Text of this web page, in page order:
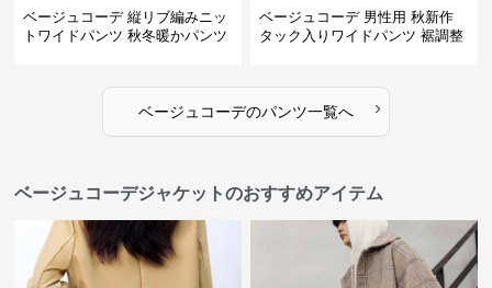
ベージュコーデ 縦リブ編みニッ
トワイドパンツ 秋冬暖かパンツ
ベージュコーデ 男性用 秋新作
タック入りワイドパンツ 裾調整
ベージュコーデのパンツ一覧へ ›
ベージュコーデジャケットのおすすめアイテム